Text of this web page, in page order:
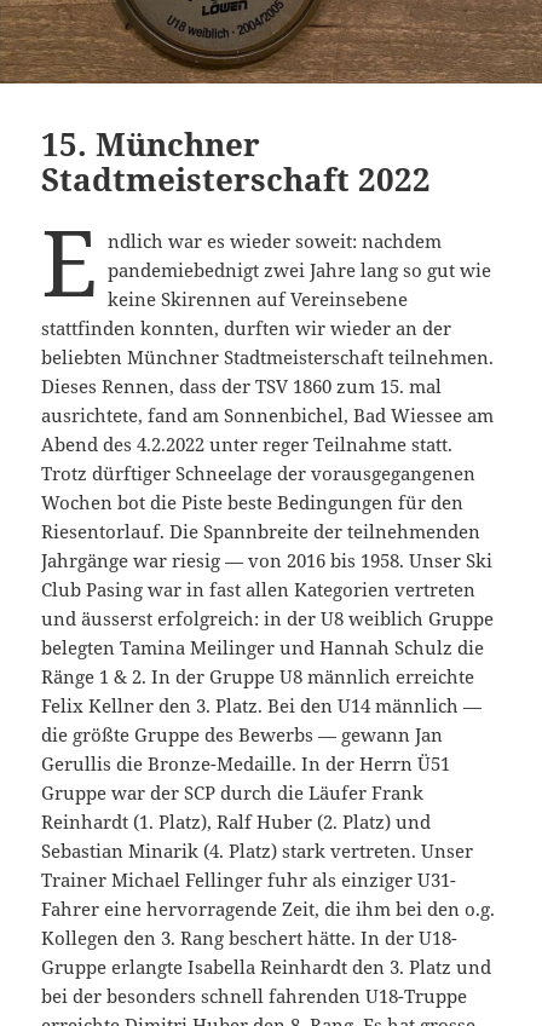
15. Münchner
Stadtmeisterschaft 2022
E ndlich war es wieder soweit: nachdem
pandemiebednigt zwei Jahre lang so gut wie
keine Skirennen auf Vereinsebene
stattfinden konnten, durften wir wieder an der
beliebten Münchner Stadtmeisterschaft teilnehmen.
Dieses Rennen, dass der TSV 1860 zum 15. mal
ausrichtete, fand am Sonnenbichel, Bad Wiessee am
Abend des 4.2.2022 unter reger Teilnahme statt.
Trotz dürftiger Schneelage der vorausgegangenen
Wochen bot die Piste beste Bedingungen für den
Riesentorlauf. Die Spannbreite der teilnehmenden
Jahrgänge war riesig — von 2016 bis 1958. Unser Ski
Club Pasing war in fast allen Kategorien vertreten
und äusserst erfolgreich: in der U8 weiblich Gruppe
belegten Tamina Meilinger und Hannah Schulz die
Ränge 1 & 2. In der Gruppe U8 männlich erreichte
Felix Kellner den 3. Platz. Bei den U14 männlich —
die größte Gruppe des Bewerbs — gewann Jan
Gerullis die Bronze-Medaille. In der Herrn Ü51
Gruppe war der SCP durch die Läufer Frank
Reinhardt (1. Platz), Ralf Huber (2. Platz) und
Sebastian Minarik (4. Platz) stark vertreten. Unser
Trainer Michael Fellinger fuhr als einziger U31-
Fahrer eine hervorragende Zeit, die ihm bei den o.g.
Kollegen den 3. Rang beschert hätte. In der U18-
Gruppe erlangte Isabella Reinhardt den 3. Platz und
bei der besonders schnell fahrenden U18-Truppe